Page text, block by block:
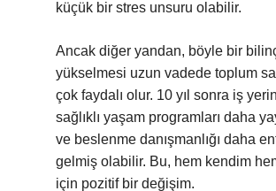
küçük bir stres unsuru olabilir.
Ancak diğer yandan, böyle bir
yükselmesi uzun vadede toplum
çok faydalı olur. 10 yıl sonra iş
sağlıklı yaşam programları daha
ve beslenme danışmanlığı daha
gelmiş olabilir. Bu, hem kendim
için pozitif bir değişim.